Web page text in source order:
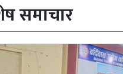
समाचार